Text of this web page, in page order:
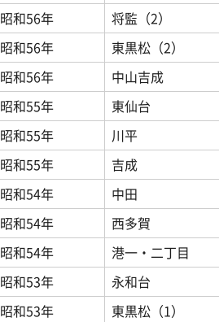
昭和56年
将監（2）
昭和56年
東黒松（2）
昭和56年
中山吉成
昭和55年
東仙台
昭和55年
川平
昭和55年
吉成
昭和54年
中田
昭和54年
西多賀
昭和54年
港一・二丁目
昭和53年
永和台
昭和53年
東黒松（1）